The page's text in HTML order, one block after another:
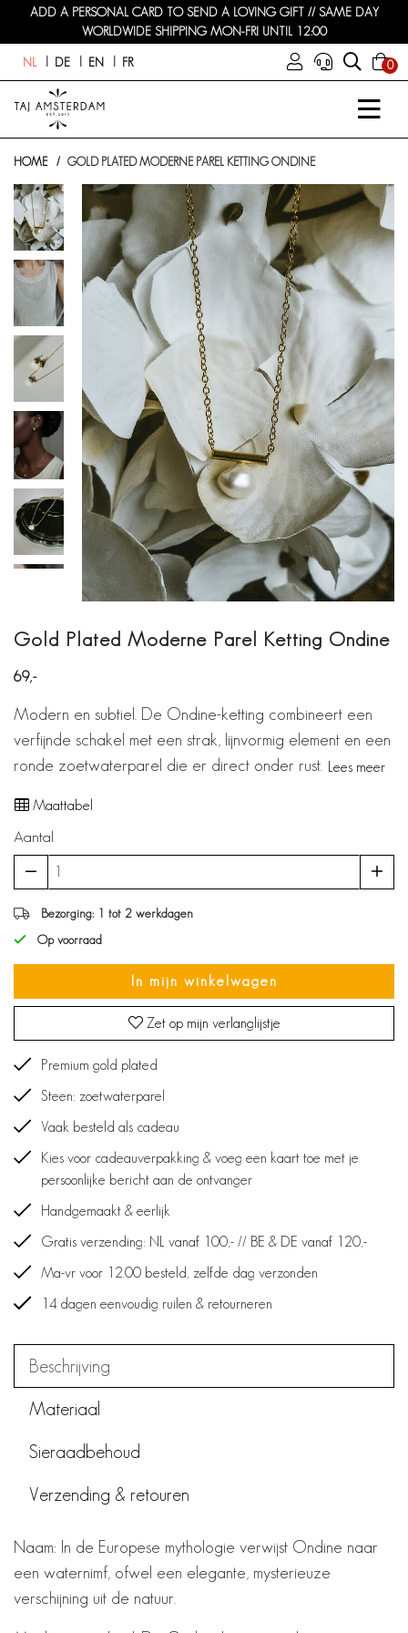
ADD A PERSONAL CARD TO SEND A LOVING GIFT // SAME DAY
WORLDWIDE SHIPPING MON-FRI UNTIL 12:00
NL DE EN FR 0
HOME GOLD PLATED MODERNE PAREL KETTING ONDINE
Gold Plated Moderne Parel Ketting Ondine
69
Modern en subtiel. De Ondine-ketting combineert een
verfijnde schakel met een strak, lijnvormig element en een
ronde zoetwaterparel die er direct onder rust.
Lees meer
Maattabel
Aantal
Bezorging: 1 tot 2 werkdagen
Op voorraad
In mijn winkelwagen
Zet op mijn verlanglijstje
Premium gold plated
Steen: zoetwaterparel
Vaak besteld als cadeau
Kies voor cadeauverpakking & voeg een kaart toe met je
persoonlijke bericht aan de ontvanger
Handgemaakt & eerlijk
Gratis verzending: NL vanaf 100,- // BE & DE vanaf 120,-
Ma-vr voor 12.00 besteld, zelfde dag verzonden
14 dagen eenvoudig ruilen & retourneren
Beschrijving
Materiaal
Sieraadbehoud
Verzending & retouren
Naam: In de Europese mythologie verwijst Ondine naar
een waternimf, ofwel een elegante, mysterieuze
verschijning uit de natuur.